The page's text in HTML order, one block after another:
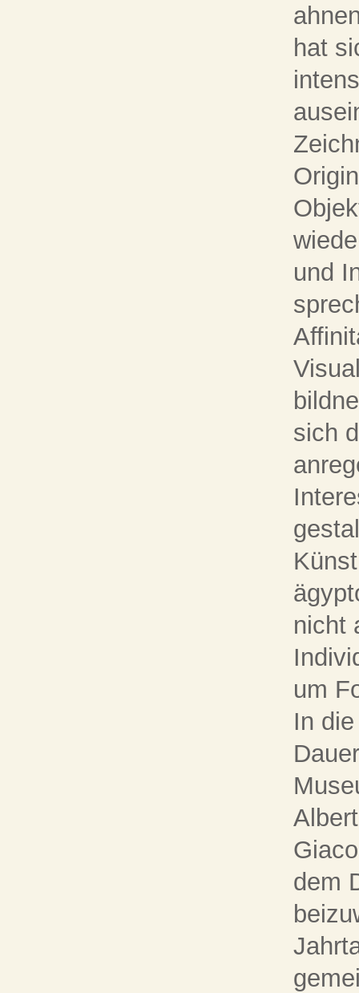
hat
und
sich
nicht
um
In
dem